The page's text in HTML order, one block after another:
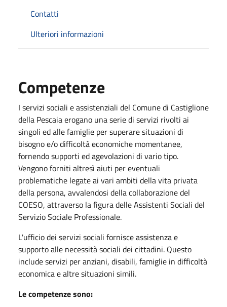
Contatti
Ulteriori informazioni
Competenze
I servizi sociali e assistenziali del Comune di Castiglione
della Pescaia erogano una serie di servizi rivolti ai
singoli ed alle famiglie per superare situazioni di
bisogno e/o difficoltà economiche momentanee,
fornendo supporti ed agevolazioni di vario tipo.
Vengono forniti altresì aiuti per eventuali
problematiche legate ai vari ambiti della vita privata
della persona, avvalendosi della collaborazione del
COESO, attraverso la figura delle Assistenti Sociali del
Servizio Sociale Professionale.
L'ufficio dei servizi sociali fornisce assistenza e
supporto alle necessità sociali dei cittadini. Questo
include servizi per anziani, disabili, famiglie in difficoltà
economica e altre situazioni simili.
Le competenze sono: